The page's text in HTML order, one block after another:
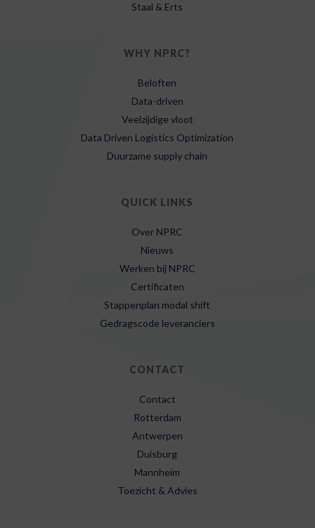
Staal & Erts
WHY NPRC?
Beloften
Data-driven
Veelzijdige vloot
Data Driven Logistics Optimization
Duurzame supply chain
QUICK LINKS
Over NPRC
Nieuws
Werken bij NPRC
Certificaten
Stappenplan modal shift
Gedragscode leveranciers
CONTACT
Contact
Rotterdam
Antwerpen
Duisburg
Mannheim
Toezicht & Advies